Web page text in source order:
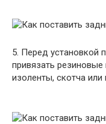
5. Перед установкой
привязать
изоленты, скотча или